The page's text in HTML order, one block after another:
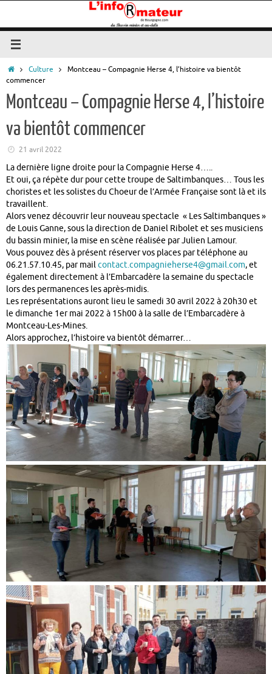
contenu
Accueil
Culture
Montceau – Compagnie Herse 4, l’histoire va bientôt
commencer
Montceau – Compagnie Herse 4, l’histoire
va bientôt commencer
21 avril 2022
La dernière ligne droite pour la Compagnie Herse 4…..
Et oui, ça répète dur pour cette troupe de Saltimbanques… Tous les
choristes et les solistes du Choeur de l’Armée Française sont là et ils
travaillent.
Alors venez découvrir leur nouveau spectacle « Les Saltimbanques »
de Louis Ganne, sous la direction de Daniel Ribolet et ses musiciens
du bassin minier, la mise en scène réalisée par Julien Lamour.
Vous pouvez dès à présent réserver vos places par téléphone au
06.21.57.10.45, par mailcontact.compagnieherse4@gmail.com, et
également directement à l’Embarcadère la semaine du spectacle
lors des permanences les après-midis.
Les représentations auront lieu le samedi 30 avril 2022 à 20h30 et
le dimanche 1er mai 2022 à 15h00 à la salle de l’Embarcadère à
Montceau-Les-Mines.
Alors approchez, l’histoire va bientôt démarrer…